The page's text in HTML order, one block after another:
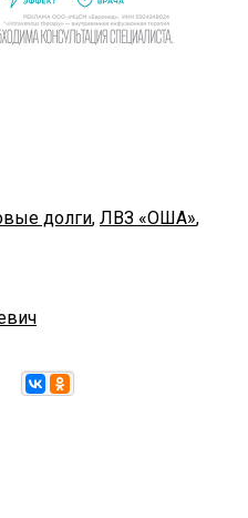
долги, ЛВЗ «ОША»,